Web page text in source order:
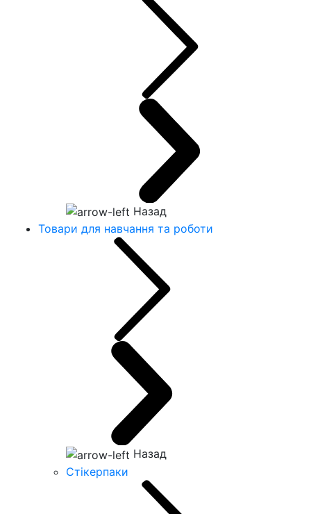
Назад
Товари для навчання та роботи
Назад
Стікерпаки